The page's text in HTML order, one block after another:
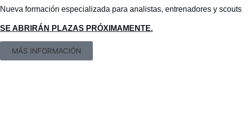
Nueva formación especializada para analistas, entrenadores y scouts
SE ABRIRÁN PLAZAS PRÓXIMAMENTE.
MÁS INFORMACIÓN